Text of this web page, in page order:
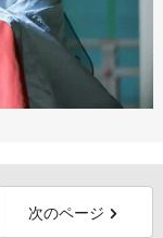
次のページ